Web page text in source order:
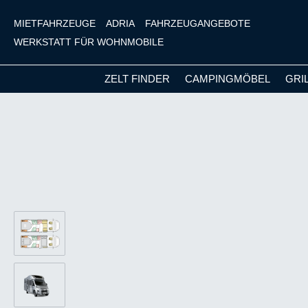
MIETFAHRZEUGE ADRIA
FAHRZEUGANGEBOTE
WERKSTATT FÜR WOHNMOBILE
ZELT FINDER CAMPINGMÖBEL
Bildergalerie überspringen